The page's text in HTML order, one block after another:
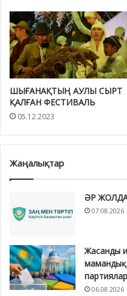
ШЫҒАНАҚТЫҢ АУЛЫ СЫРТ
ҚАЛҒАН ФЕСТИВАЛЬ
05.12.2023
Жаңалықтар
ӘР
07.08.2026
Жасанды
06.08.2026